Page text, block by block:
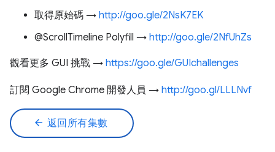
取得原始碼 → http://goo.gle/2NsK7EK
@ScrollTimeline Polyfill → http://goo.gle/2NfUhZs
觀看更多 GUI 挑戰 → https://goo.gle/GUIchallenges
訂閱 Google Chrome 開發人員 → http://goo.gl/LLLNvf
arrow_back 返回所有集數